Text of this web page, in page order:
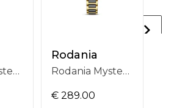
Rodania Mystery Classic R85001
Rodania
Rodania Mystery Iconic R85006
€ 289.00